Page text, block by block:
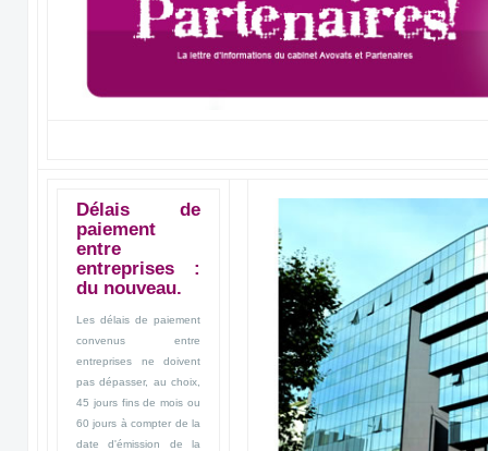
Délais de
paiement
entre
entreprises :
du nouveau.
Les délais de paiement
convenus entre
entreprises ne doivent
pas dépasser, au choix,
45 jours fins de mois ou
60 jours à compter de la
date d'émission de la